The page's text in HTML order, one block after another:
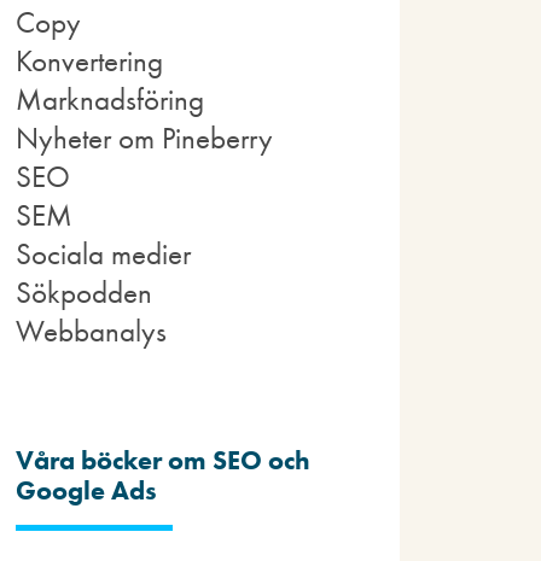
Copy
Konvertering
Marknadsföring
Nyheter om Pineberry
SEO
SEM
Sociala medier
Sökpodden
Webbanalys
Våra böcker om SEO och
Google Ads